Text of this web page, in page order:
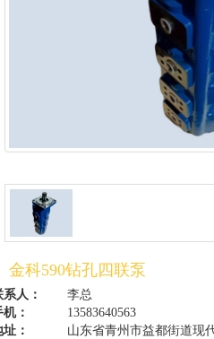
金科590钻孔四联泵
系人：
李总
：
13583640563
：
山东省青州市益都街道现